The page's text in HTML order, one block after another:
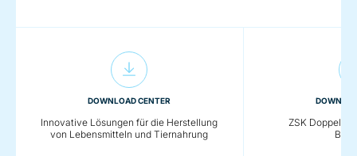
DOWNLOAD CENTER
Innovative Lösungen für die Herstellung
von Lebensmitteln und Tiernahrung
ZSK